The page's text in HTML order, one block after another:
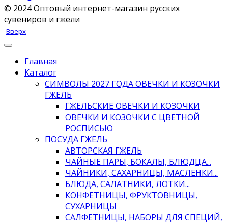
© 2024 Оптовый интернет-магазин русских
сувениров и гжели
Вверх
Главная
Каталог
СИМВОЛЫ 2027 ГОДА ОВЕЧКИ И КОЗОЧКИ
ГЖЕЛЬ
ГЖЕЛЬСКИЕ ОВЕЧКИ И КОЗОЧКИ
ОВЕЧКИ И КОЗОЧКИ С ЦВЕТНОЙ
РОСПИСЬЮ
ПОСУДА ГЖЕЛЬ
АВТОРСКАЯ ГЖЕЛЬ
ЧАЙНЫЕ ПАРЫ, БОКАЛЫ, БЛЮДЦА...
ЧАЙНИКИ, САХАРНИЦЫ, МАСЛЕНКИ...
БЛЮДА, САЛАТНИКИ, ЛОТКИ...
КОНФЕТНИЦЫ, ФРУКТОВНИЦЫ,
СУХАРНИЦЫ
САЛФЕТНИЦЫ, НАБОРЫ ДЛЯ СПЕЦИЙ,